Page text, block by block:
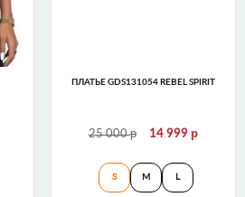
Dress Affliction
ПЛАТЬЕ GDS131054 REBEL SPIRIT
25 000р 14 999 р
Платье
S M L